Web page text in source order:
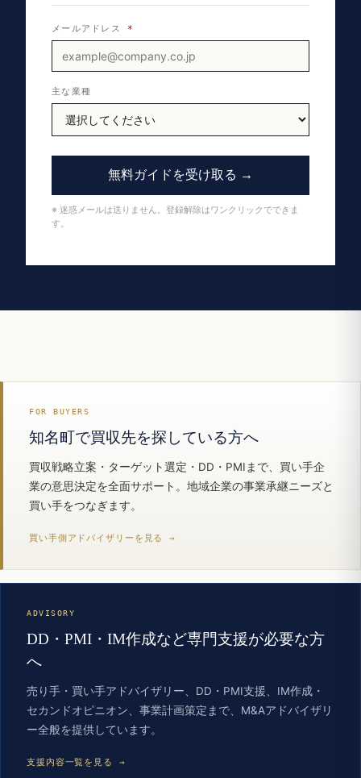
メールアドレス *
主な業種
無料ガイドを受け取る →
※ 迷惑メールは送りません。登録解除はワンクリックでできま
す。
FOR BUYERS
知名町で買収先を探している方へ
買収戦略立案・ターゲット選定・DD・PMIまで、買い手企
業の意思決定を全面サポート。地域企業の事業承継ニーズと
買い手をつなぎます。
買い手側アドバイザリーを見る →
ADVISORY
DD・PMI・IM作成など専門支援が必要な方
へ
売り手・買い手アドバイザリー、DD・PMI支援、IM作成・
セカンドオピニオン、事業計画策定まで、M&Aアドバイザリ
ー全般を提供しています。
支援内容一覧を見る →